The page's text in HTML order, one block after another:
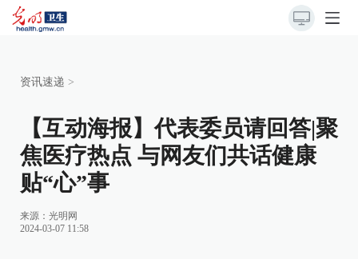
资讯速递 >
【互动海报】代表委员请回答|聚
焦医疗热点 与网友们共话健康
贴“心”事
来源：光明网
2024-03-07 11:58